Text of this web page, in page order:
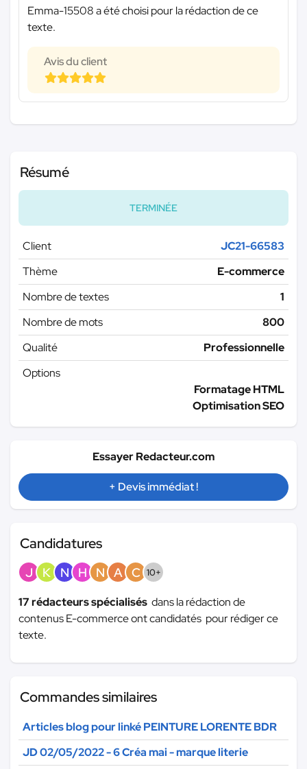
Emma-15508 a été choisi pour la rédaction de ce
texte.
Avis du client
Résumé
TERMINÉE
Client
JC21-66583
Thème
E-commerce
Nombre de textes
1
Nombre de mots
800
Qualité
Professionnelle
Options
Formatage HTML
Optimisation SEO
Essayer Redacteur.com
+ Devis immédiat !
Candidatures
J K N H N A C 10+
17 rédacteurs spécialisés dans la rédaction de
contenus E-commerce ont candidatés pour rédiger ce
texte.
Commandes similaires
Articles blog pour linké PEINTURE LORENTE BDR
JD 02/05/2022 - 6 Créa mai - marque literie